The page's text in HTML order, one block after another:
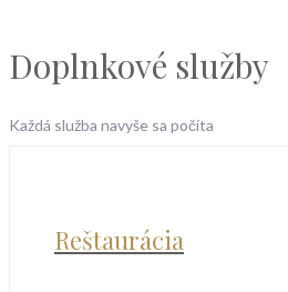
Doplnkové služby
Každá služba navyše sa počíta
Reštaurácia